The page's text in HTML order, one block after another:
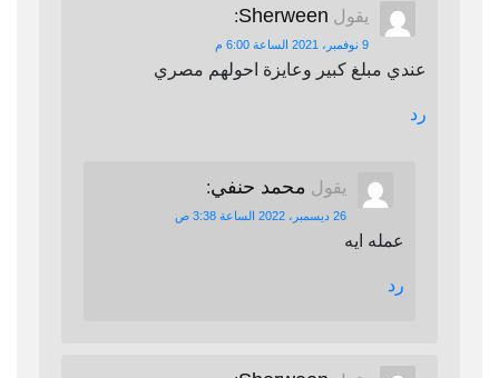
يقول Sherween
:
9 نوفمبر، 2021 الساعة 6:00 م
عندي مبلغ كبير وعايزة احولهم مصري
رد
يقول محمد حنفي:
26 ديسمبر، 2022 الساعة 3:38 ص
عمله ايه
رد